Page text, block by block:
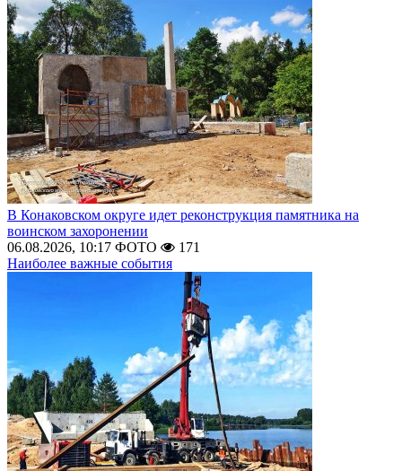
В Конаковском округе идет реконструкция памятника на
воинском захоронении
06.08.2026, 10:17 ФОТО
171
Наиболее важные события